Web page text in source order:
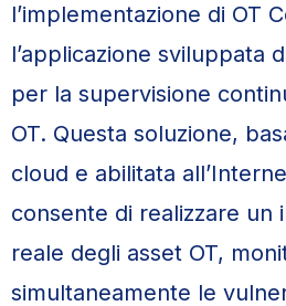
l’implementazione di OT
l’applicazione sviluppata
per la supervisione
OT. Questa soluzione,
cloud e abilitata
consente di realizzare un
reale degli asset OT,
simultaneamente le